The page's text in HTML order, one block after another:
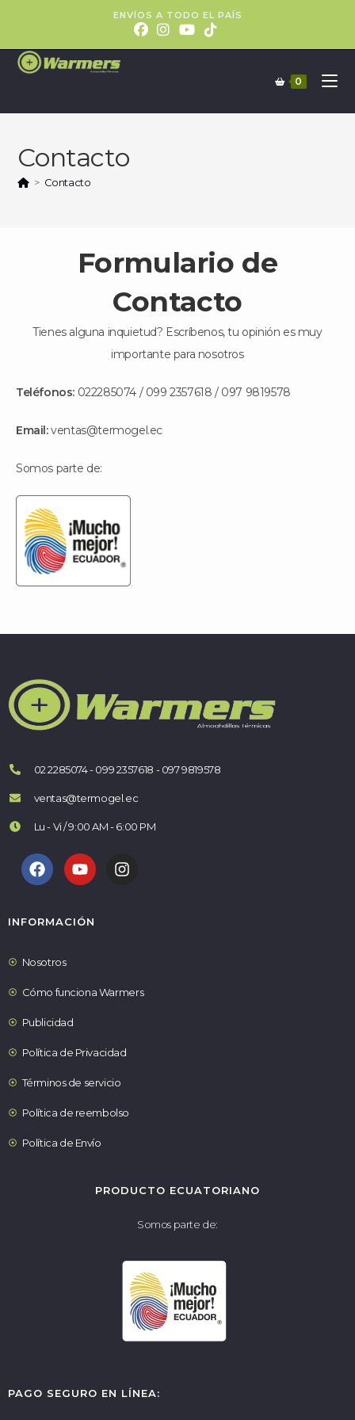
ENVÍOS A TODO EL PAÍS
0
Contacto
> Contacto
Formulario de
Contacto
Tienes alguna inquietud? Escríbenos, tu opinión es muy
importante para nosotros
Teléfonos: 022285074 / 099 2357618 / 097 9819578
Email:ventas@termogel.ec
Somos parte de:
02 2285074 - 099 2357618 - 097 9819578
ventas@termogel.ec
Lu - Vi / 9:00 AM - 6:00 PM
INFORMACIÓN
Nosotros
Cómo funciona Warmers
Publicidad
Política de Privacidad
Términos de servicio
Política de reembolso
Política de Envío
PRODUCTO ECUATORIANO
Somos parte de:
PAGO SEGURO EN LÍNEA: